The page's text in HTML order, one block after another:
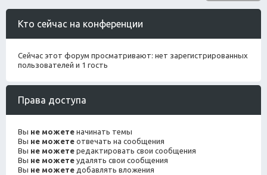
Кто сейчас на конференции
Сейчас этот форум просматривают: нет зарегистрированных
пользователей и 1 гость
Права доступа
Вы не можете начинать темы
Вы не можете отвечать на сообщения
Вы не можете редактировать свои сообщения
Вы не можете удалять свои сообщения
Вы не можете добавлять вложения